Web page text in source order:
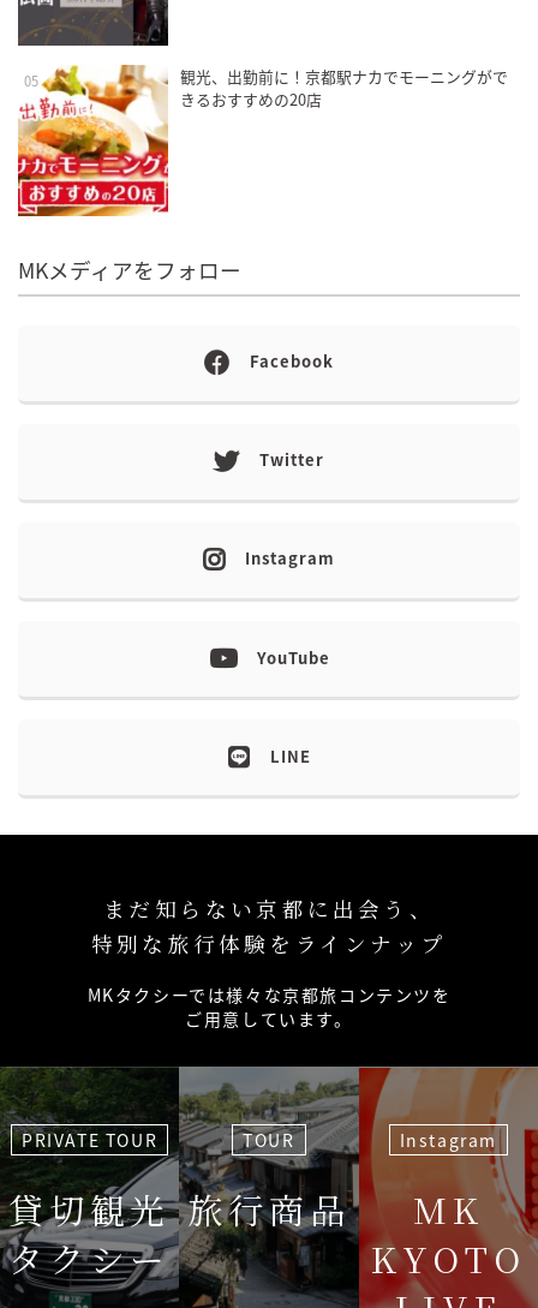
05
観光、出勤前に！京都駅ナカでモーニングがで
きるおすすめの20店
MKメディアをフォロー
Facebook
Twitter
Instagram
YouTube
LINE
まだ知らない京都に出会う、
特別な旅行体験をラインナップ
MKタクシーでは様々な京都旅コンテンツを
ご用意しています。
PRIVATE TOUR
貸切観光
タクシー
TOUR
旅行商品
Instagram
MK
KYOTO